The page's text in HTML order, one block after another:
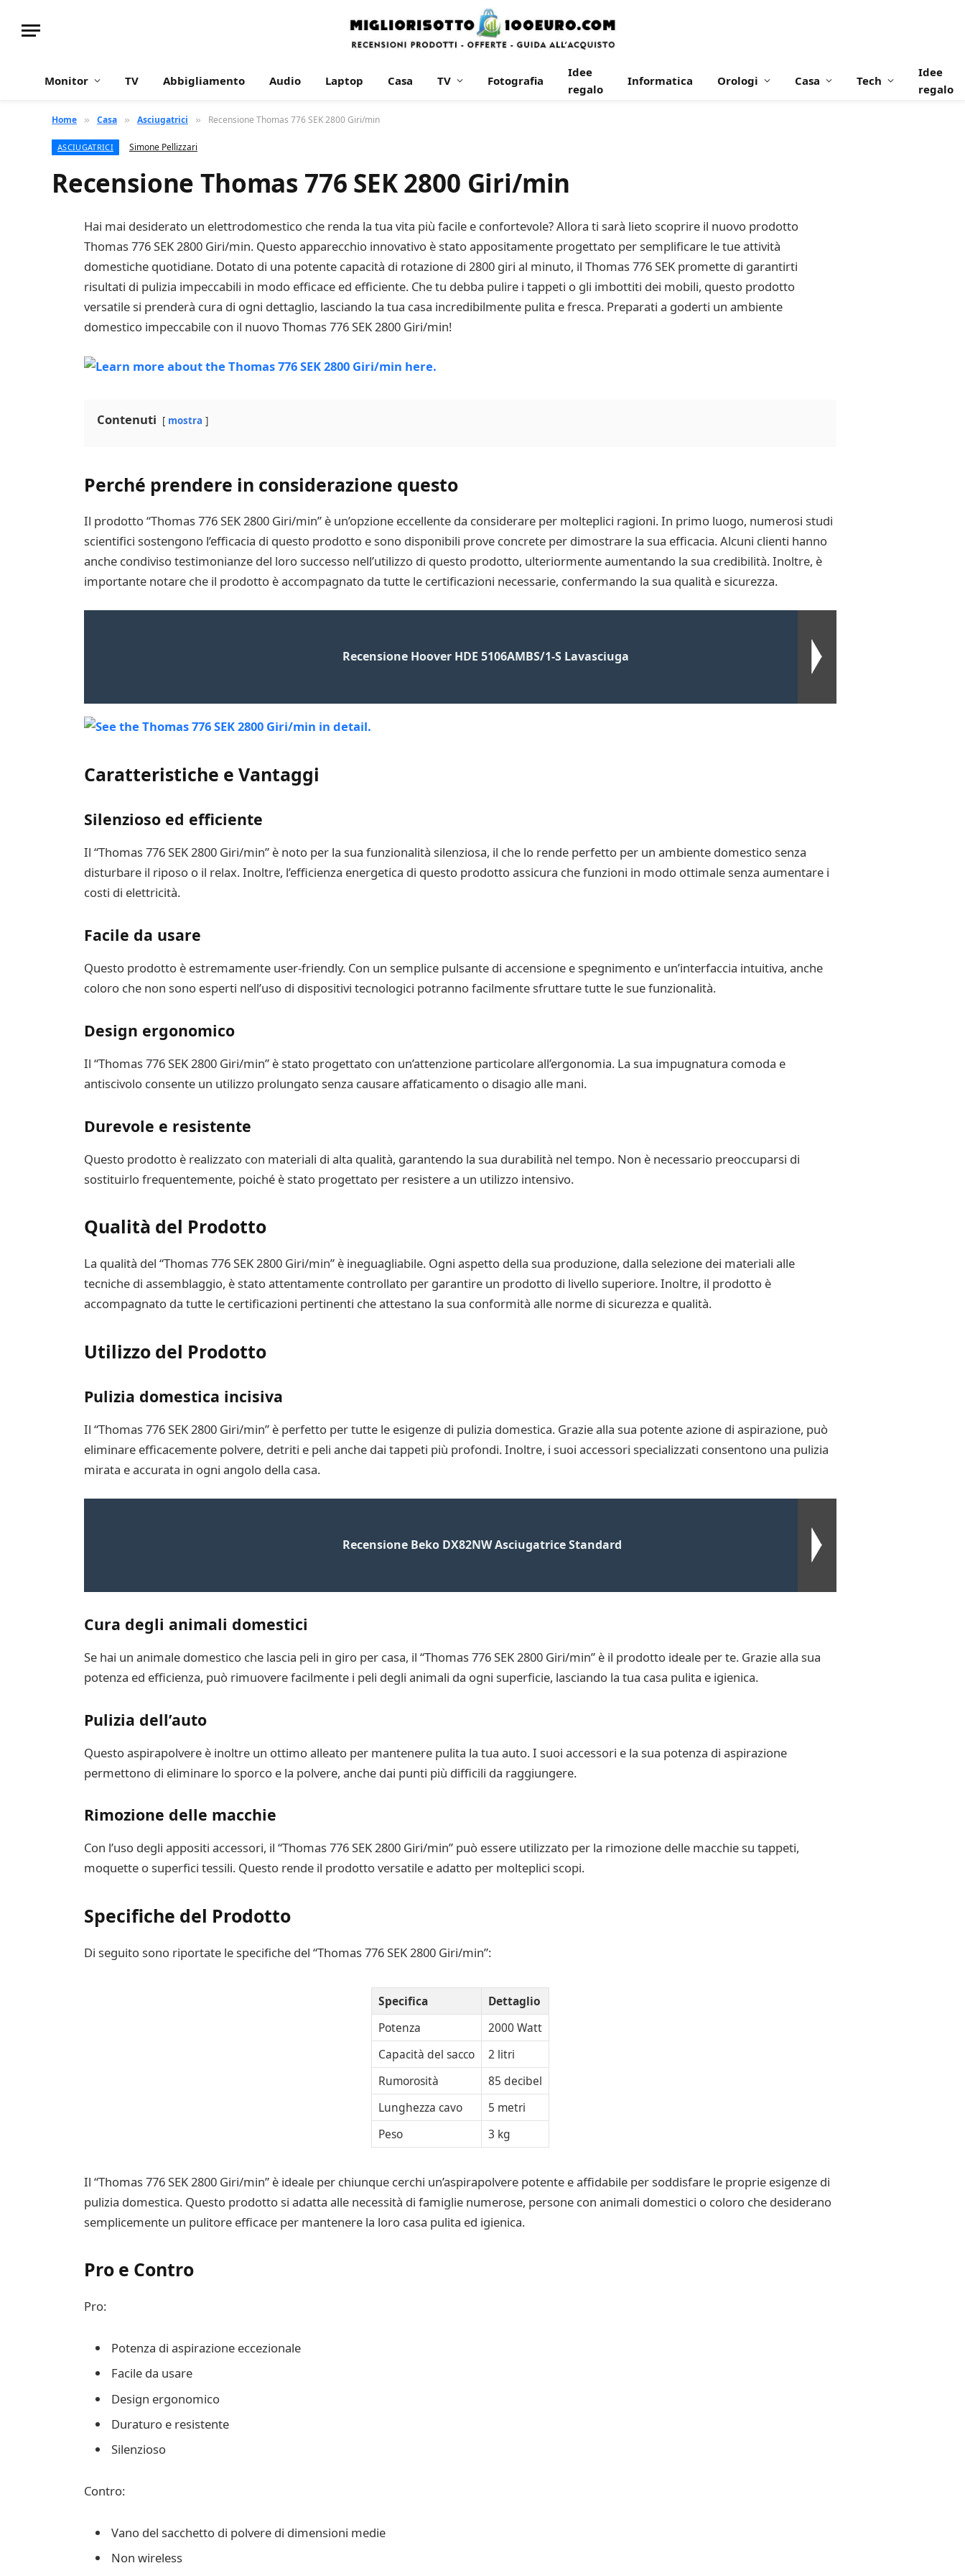
Monitor TV Abbigliamento Audio Laptop Casa TV Fotografia
Idee
regalo
Informatica Orologi Casa Tech
Idee
regalo
Home » Casa » Asciugatrici » Recensione Thomas 776 SEK 2800 Giri/min
ASCIUGATRICI Simone Pellizzari
Recensione Thomas 776 SEK 2800 Giri/min
Hai mai desiderato un elettrodomestico che renda la tua vita più facile e confortevole? Allora ti sarà lieto scoprire il nuovo prodotto
Thomas 776 SEK 2800 Giri/min. Questo apparecchio innovativo è stato appositamente progettato per semplificare le tue attività
domestiche quotidiane. Dotato di una potente capacità di rotazione di 2800 giri al minuto, il Thomas 776 SEK promette di garantirti
risultati di pulizia impeccabili in modo efficace ed efficiente. Che tu debba pulire i tappeti o gli imbottiti dei mobili, questo prodotto
versatile si prenderà cura di ogni dettaglio, lasciando la tua casa incredibilmente pulita e fresca. Preparati a goderti un ambiente
domestico impeccabile con il nuovo Thomas 776 SEK 2800 Giri/min!
Contenuti mostra
Perché prendere in considerazione questo
Il prodotto “Thomas 776 SEK 2800 Giri/min” è un’opzione eccellente da considerare per molteplici ragioni. In primo luogo, numerosi studi
scientifici sostengono l’efficacia di questo prodotto e sono disponibili prove concrete per dimostrare la sua efficacia. Alcuni clienti hanno
anche condiviso testimonianze del loro successo nell’utilizzo di questo prodotto, ulteriormente aumentando la sua credibilità. Inoltre, è
importante notare che il prodotto è accompagnato da tutte le certificazioni necessarie, confermando la sua qualità e sicurezza.
Recensione Hoover HDE 5106AMBS/1-S Lavasciuga
Caratteristiche e Vantaggi
Silenzioso ed efficiente
Il “Thomas 776 SEK 2800 Giri/min” è noto per la sua funzionalità silenziosa, il che lo rende perfetto per un ambiente domestico senza
disturbare il riposo o il relax. Inoltre, l’efficienza energetica di questo prodotto assicura che funzioni in modo ottimale senza aumentare i
costi di elettricità.
Facile da usare
Questo prodotto è estremamente user-friendly. Con un semplice pulsante di accensione e spegnimento e un’interfaccia intuitiva, anche
coloro che non sono esperti nell’uso di dispositivi tecnologici potranno facilmente sfruttare tutte le sue funzionalità.
Design ergonomico
Il “Thomas 776 SEK 2800 Giri/min” è stato progettato con un’attenzione particolare all’ergonomia. La sua impugnatura comoda e
antiscivolo consente un utilizzo prolungato senza causare affaticamento o disagio alle mani.
Durevole e resistente
Questo prodotto è realizzato con materiali di alta qualità, garantendo la sua durabilità nel tempo. Non è necessario preoccuparsi di
sostituirlo frequentemente, poiché è stato progettato per resistere a un utilizzo intensivo.
Qualità del Prodotto
La qualità del “Thomas 776 SEK 2800 Giri/min” è ineguagliabile. Ogni aspetto della sua produzione, dalla selezione dei materiali alle
tecniche di assemblaggio, è stato attentamente controllato per garantire un prodotto di livello superiore. Inoltre, il prodotto è
accompagnato da tutte le certificazioni pertinenti che attestano la sua conformità alle norme di sicurezza e qualità.
Utilizzo del Prodotto
Pulizia domestica incisiva
Il “Thomas 776 SEK 2800 Giri/min” è perfetto per tutte le esigenze di pulizia domestica. Grazie alla sua potente azione di aspirazione, può
eliminare efficacemente polvere, detriti e peli anche dai tappeti più profondi. Inoltre, i suoi accessori specializzati consentono una pulizia
mirata e accurata in ogni angolo della casa.
Recensione Beko DX82NW Asciugatrice Standard
Cura degli animali domestici
Se hai un animale domestico che lascia peli in giro per casa, il “Thomas 776 SEK 2800 Giri/min” è il prodotto ideale per te. Grazie alla sua
potenza ed efficienza, può rimuovere facilmente i peli degli animali da ogni superficie, lasciando la tua casa pulita e igienica.
Pulizia dell’auto
Questo aspirapolvere è inoltre un ottimo alleato per mantenere pulita la tua auto. I suoi accessori e la sua potenza di aspirazione
permettono di eliminare lo sporco e la polvere, anche dai punti più difficili da raggiungere.
Rimozione delle macchie
Con l’uso degli appositi accessori, il “Thomas 776 SEK 2800 Giri/min” può essere utilizzato per la rimozione delle macchie su tappeti,
moquette o superfici tessili. Questo rende il prodotto versatile e adatto per molteplici scopi.
Specifiche del Prodotto
Di seguito sono riportate le specifiche del “Thomas 776 SEK 2800 Giri/min”:
Specifica
Dettaglio
Potenza
2000 Watt
Capacità del sacco
2 litri
Rumorosità
85 decibel
Lunghezza cavo
5 metri
Peso
3 kg
Il “Thomas 776 SEK 2800 Giri/min” è ideale per chiunque cerchi un’aspirapolvere potente e affidabile per soddisfare le proprie esigenze di
pulizia domestica. Questo prodotto si adatta alle necessità di famiglie numerose, persone con animali domestici o coloro che desiderano
semplicemente un pulitore efficace per mantenere la loro casa pulita ed igienica.
Pro e Contro
Pro:
Potenza di aspirazione eccezionale
Facile da usare
Design ergonomico
Duraturo e resistente
Silenzioso
Contro:
Vano del sacchetto di polvere di dimensioni medie
Non wireless